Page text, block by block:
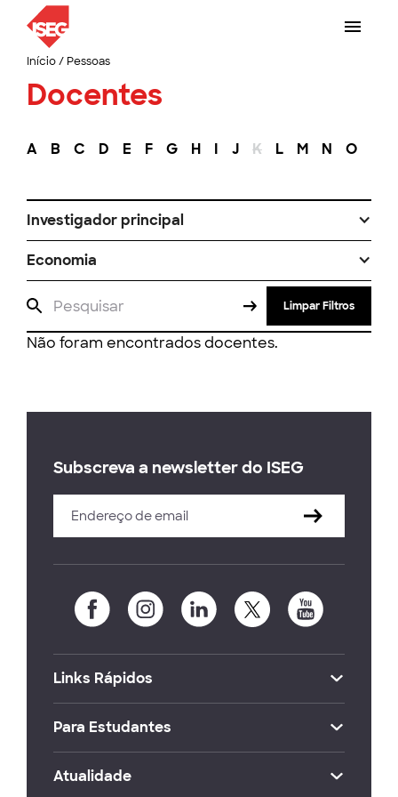
Início/ Pessoas
Docentes
A B C D E F G H I J K L M N O
Investigador principal
Economia
Limpar Filtros
Não foram encontrados docentes.
Subscreva a newsletter do ISEG
Links Rápidos
Para Estudantes
Atualidade